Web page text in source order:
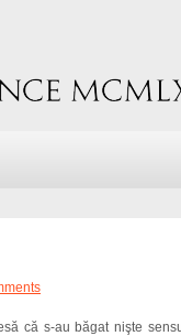
că s-au băgat nişte